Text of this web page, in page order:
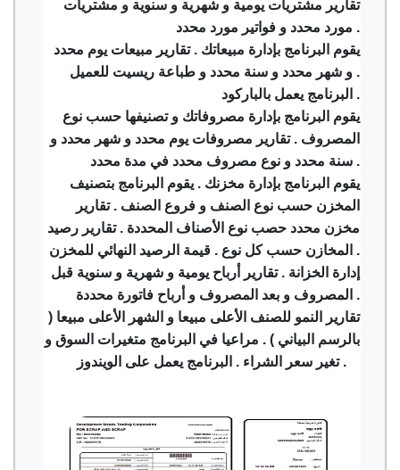
تقارير مشتريات يومية و شهرية و سنوية و مشتريات
مورد محدد و فواتير مورد محدد .
يقوم البرنامج بإدارة مبيعاتك . تقارير مبيعات يوم محدد
و شهر محدد و سنة محدد و طباعة ريسيت للعميل .
البرنامج يعمل بالباركود .
يقوم البرنامج بإدارة مصروفاتك و تصنيفها حسب نوع
المصروف . تقارير مصروفات يوم محدد و شهر محدد و
سنة محدد و نوع مصروف محدد في مدة محدد .
يقوم البرنامج بإدارة مخزنك . يقوم البرنامج بتصنيف
المخزن حسب نوع الصنف و فروع الصنف . تقارير
مخزن محدد حصب نوع الأصناف المحددة . تقارير رصيد
المخازن حسب كل نوع . قيمة الرصيد النهائي للمخزن .
إدارة الخزانة . تقارير أرباح يومية و شهرية و سنوية قبل
المصروف و بعد المصروف و أرباح فاتورة محددة .
تقارير النمو للصنف الأعلى مبيعا و الشهر الأعلى مبيعا (
بالرسم البياني ) . مراعيا في البرنامج متغيرات السوق و
تغير سعر الشراء . البرنامج يعمل على الويندوز .